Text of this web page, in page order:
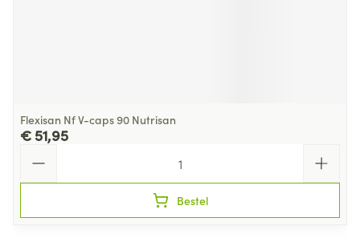
Flexisan Nf V-caps 90 Nutrisan
€ 51,95
Bestel